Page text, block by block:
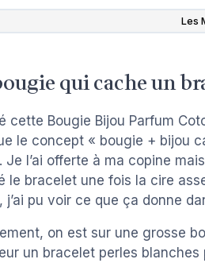
Les
qui cache un
cette Bougie Bijou Parfum
le concept « bougie + bijou
Je l’ai offerte à ma copine
le bracelet une fois la cire
j’ai pu voir ce que ça donne
on est sur une grosse
un bracelet perles